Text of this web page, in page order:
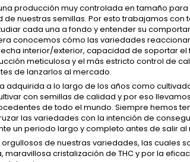
producción muy controlada en tamaño
de nuestras semillas. Por esto trabajamos
cada una a fondo y entender su
conocemos cómo las variedades
interior/exterior, capacidad de soportar el
meticulosa y el más estricto control de
de lanzarlos al mercado.
adquirida a lo largo de los años como
con semillas de calidad y por eso
de todo el mundo. Siempre hemos
las variedades con la intención de
un periodo largo y completo antes de salir al
orgullosos de nuestras variedades, las cuales
maravillosa cristalización de THC y por la